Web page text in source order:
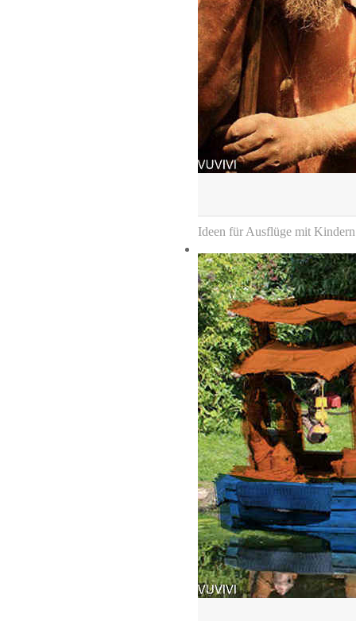
Ideen für Ausflüge mit